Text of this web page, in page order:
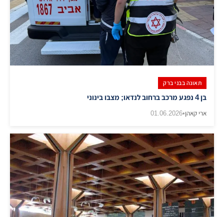
תאונה בבני ברק
בן 4 נפגע מרכב ברחוב לנדאו; מצבו בינוני
ארי קאהן•
01.06.2026